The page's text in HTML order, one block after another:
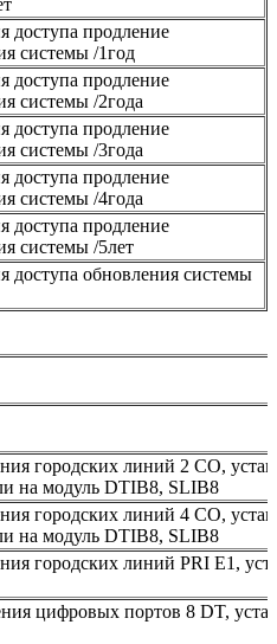
доступа продление
системы /1год
доступа продление
системы /2года
доступа продление
системы /3года
доступа продление
системы /4года
доступа продление
системы /5лет
доступа обновления системы
городских линий 2 CO,
на модуль DTIB8, SLIB8
городских линий 4 CO,
на модуль DTIB8, SLIB8
городских линий PRI E1,
цифровых портов 8 DT,